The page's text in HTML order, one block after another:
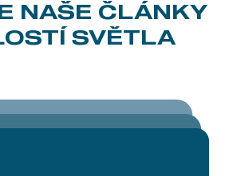
NAŠE ČLÁNKY
SVĚTLA